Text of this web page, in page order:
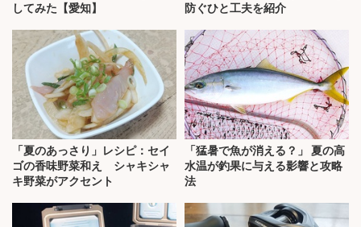
してみた【愛知】
防ぐひと工夫を紹介
「夏のあっさり」レシピ：セイ
ゴの香味野菜和え シャキシャ
キ野菜がアクセント
「猛暑で魚が消える？」 夏の高
水温が釣果に与える影響と攻略
法